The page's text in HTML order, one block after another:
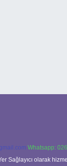
Whatsapp:
Sağlayıcı olarak